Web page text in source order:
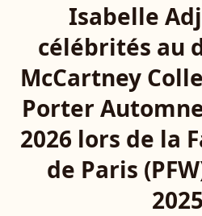
Isabelle
célébrités au
McCartney
Porter
2026 lors de la
de Paris